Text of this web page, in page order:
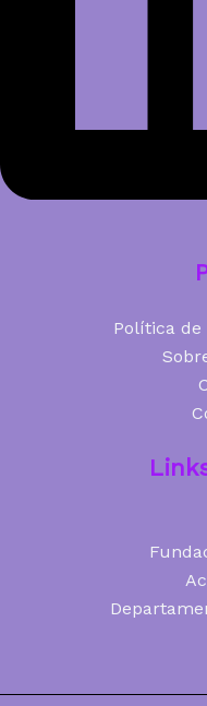
Política de